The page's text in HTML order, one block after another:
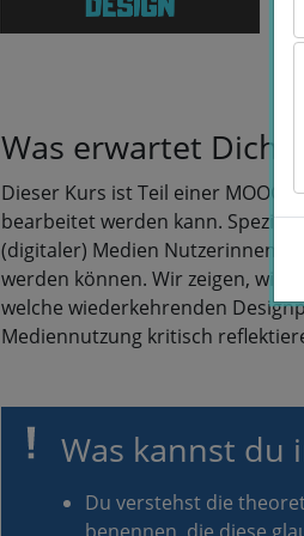
Was erwartet Dich
Dieser Kurs ist Teil einer
bearbeitet werden kann.
(digitaler) Medien Nutzerinnen
werden können. Wir zeigen, wie
welche wiederkehrenden
Mediennutzung kritisch
Was kannst du
Du verstehst die